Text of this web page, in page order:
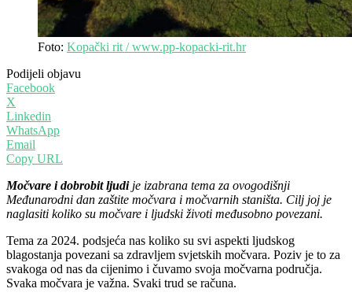
Foto: Kopački rit / www.pp-kopacki-rit.hr
Podijeli objavu
Facebook
X
Linkedin
WhatsApp
Email
Copy URL
Močvare i dobrobit ljudije izabrana tema za ovogodišnji
Međunarodni dan zaštite močvara i močvarnih staništa. Cilj joj je
naglasiti koliko su močvare i ljudski životi međusobno povezani.
Tema za 2024. podsjeća nas koliko su svi aspekti ljudskog
blagostanja povezani sa zdravljem svjetskih močvara. Poziv je to za
svakoga od nas da cijenimo i čuvamo svoja močvarna područja.
Svaka močvara je važna. Svaki trud se računa.